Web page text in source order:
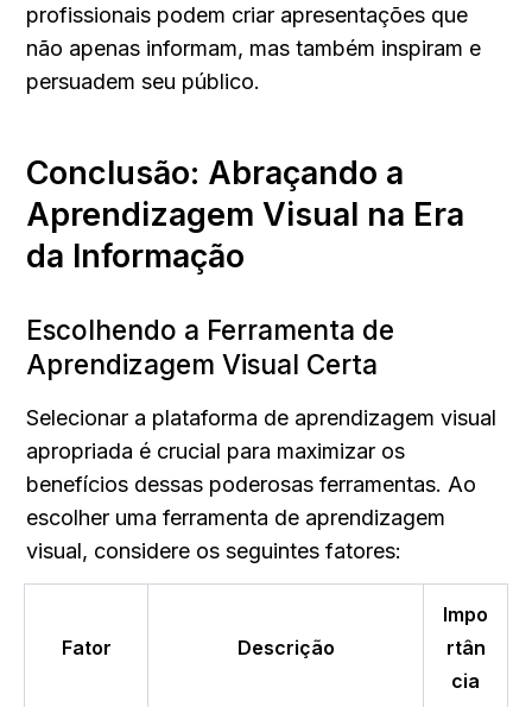
profissionais podem criar apresentações que
não apenas informam, mas também inspiram e
persuadem seu público.
Conclusão: Abraçando a
Aprendizagem Visual na Era
da Informação
Escolhendo a Ferramenta de
Aprendizagem Visual Certa
Selecionar a plataforma de aprendizagem visual
apropriada é crucial para maximizar os
benefícios dessas poderosas ferramentas. Ao
escolher uma ferramenta de aprendizagem
visual, considere os seguintes fatores:
Fator Descrição
Impo
rtân
cia